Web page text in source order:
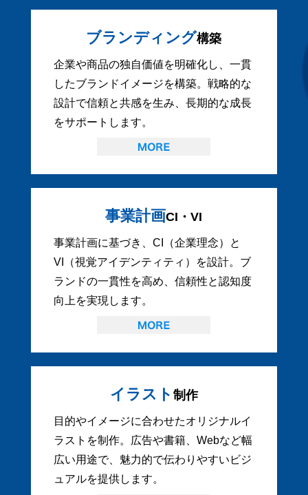
ブランディング構築
企業や商品の独自価値を明確化し、一貫
したブランドイメージを構築。戦略的な
設計で信頼と共感を生み、長期的な成長
をサポートします。
事業計画CI・VI
事業計画に基づき、CI（企業理念）と
VI（視覚アイデンティティ）を設計。ブ
ランドの一貫性を高め、信頼性と認知度
向上を実現します。
イラスト 制作
目的やイメージに合わせたオリジナルイ
ラストを制作。広告や書籍、Webなど幅
広い用途で、魅力的で伝わりやすいビジ
ュアルを提供します。